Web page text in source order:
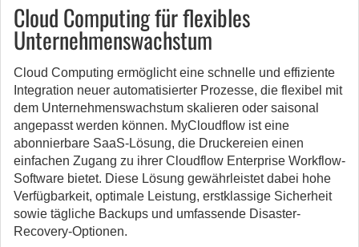
Cloud Computing für flexibles
Unternehmenswachstum
Cloud Computing ermöglicht eine schnelle und effiziente
Integration neuer automatisierter Prozesse, die flexibel mit
dem Unternehmenswachstum skalieren oder saisonal
angepasst werden können. MyCloudflow ist eine
abonnierbare SaaS-Lösung, die Druckereien einen
einfachen Zugang zu ihrer Cloudflow Enterprise Workflow-
Software bietet. Diese Lösung gewährleistet dabei hohe
Verfügbarkeit, optimale Leistung, erstklassige Sicherheit
sowie tägliche Backups und umfassende Disaster-
Recovery-Optionen.